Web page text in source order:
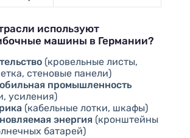
используют
машины в Германии?
(кровельные листы,
стеновые панели)
промышленность
усиления)
(кабельные лотки, шкафы)
энергия (кронштейны
батарей)